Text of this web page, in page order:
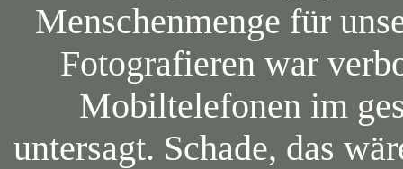
Menschenmenge für
Fotografieren war
Mobiltelefonen im
untersagt. Schade, das